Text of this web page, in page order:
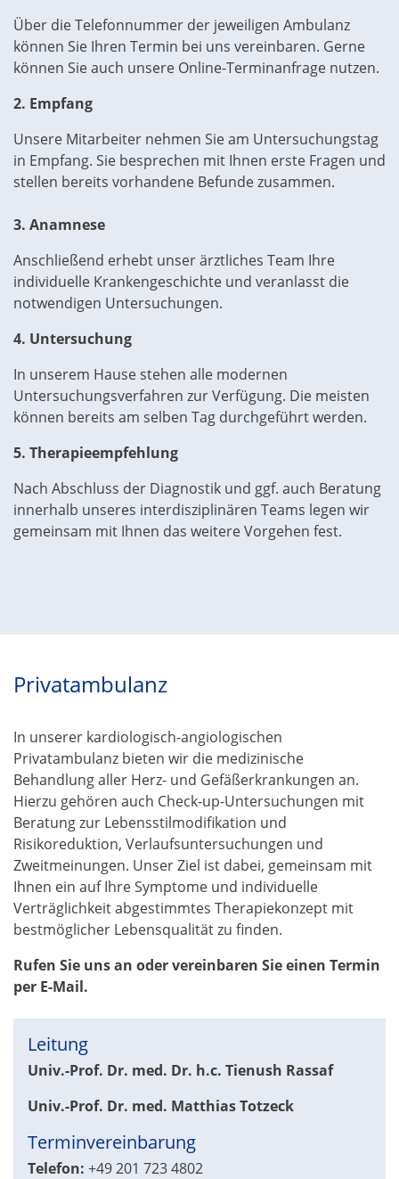
Über die Telefonnummer der jeweiligen Ambulanz
können Sie Ihren Termin bei uns vereinbaren. Gerne
können Sie auch unsere Online-Terminanfrage nutzen.
2. Empfang
Unsere Mitarbeiter nehmen Sie am Untersuchungstag
in Empfang. Sie besprechen mit Ihnen erste Fragen und
stellen bereits vorhandene Befunde zusammen.
3. Anamnese
Anschließend erhebt unser ärztliches Team Ihre
individuelle Krankengeschichte und veranlasst die
notwendigen Untersuchungen.
4. Untersuchung
In unserem Hause stehen alle modernen
Untersuchungsverfahren zur Verfügung. Die meisten
können bereits am selben Tag durchgeführt werden.
5. Therapieempfehlung
Nach Abschluss der Diagnostik und ggf. auch Beratung
innerhalb unseres interdisziplinären Teams legen wir
gemeinsam mit Ihnen das weitere Vorgehen fest.
Privatambulanz
In unserer kardiologisch-angiologischen
Privatambulanz bieten wir die medizinische
Behandlung aller Herz- und Gefäßerkrankungen an.
Hierzu gehören auch Check-up-Untersuchungen mit
Beratung zur Lebensstilmodifikation und
Risikoreduktion, Verlaufsuntersuchungen und
Zweitmeinungen. Unser Ziel ist dabei, gemeinsam mit
Ihnen ein auf Ihre Symptome und individuelle
Verträglichkeit abgestimmtes Therapiekonzept mit
bestmöglicher Lebensqualität zu finden.
Rufen Sie uns an oder vereinbaren Sie einen Termin
per E-Mail.
Leitung
Univ.-Prof. Dr. med. Dr. h.c. Tienush Rassaf
Univ.-Prof. Dr. med. Matthias Totzeck
Terminvereinbarung
Telefon: +49 201 723 4802